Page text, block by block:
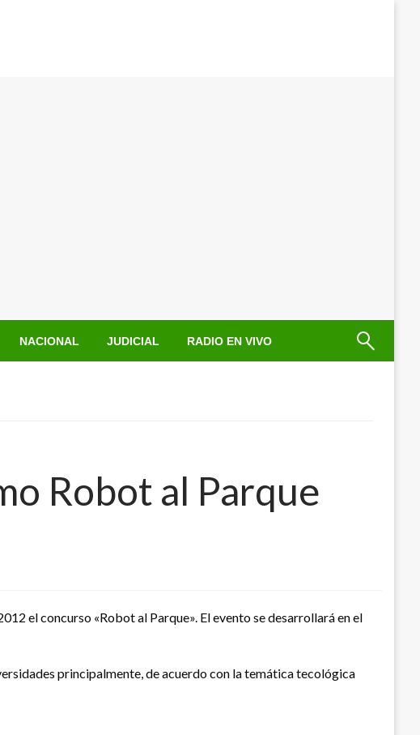
NACIONAL JUDICIAL RADIO EN VIVO
Robot al Parque
el concurso «Robot al Parque». El evento se desarrollará en el
principalmente, de acuerdo con la temática tecológica